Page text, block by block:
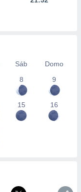
Sáb
Domo
8
9
15 16